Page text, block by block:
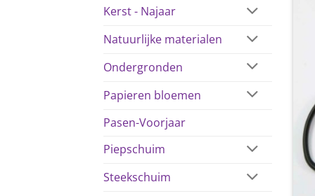
Kerst - Najaar
Natuurlijke materialen
Ondergronden
Papieren bloemen
Pasen-Voorjaar
Piepschuim
Steekschuim